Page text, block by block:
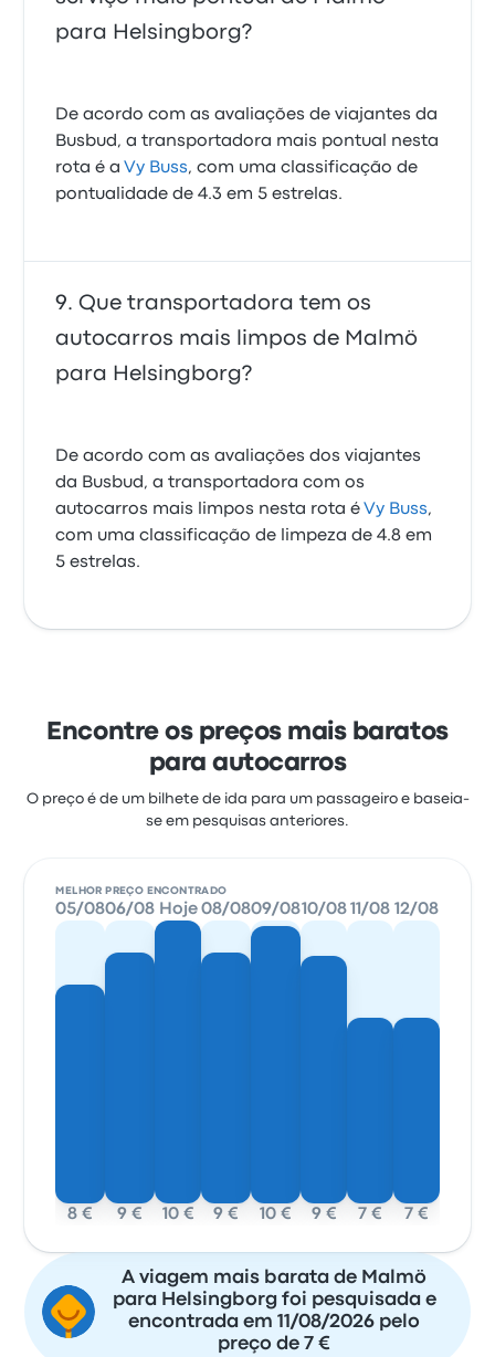
para Helsingborg?
De acordo com as avaliações de viajantes da
Busbud, a transportadora mais pontual nesta
rota é a Vy Buss, com uma classificação de
pontualidade de 4.3 em 5 estrelas.
Que transportadora tem os
autocarros mais limpos de Malmö
para Helsingborg?
De acordo com as avaliações dos viajantes
da Busbud, a transportadora com os
autocarros mais limpos nesta rota é Vy Buss,
com uma classificação de limpeza de 4.8 em
5 estrelas.
Encontre os preços mais baratos
para autocarros
O preço é de um bilhete de ida para um passageiro e baseia-
se em pesquisas anteriores.
MELHOR PREÇO ENCONTRADO
05/08
8 €
06/08
9 €
Hoje
10 €
08/08
9 €
09/08
10 €
10/08
9 €
11/08
7 €
12/08
7 €
A viagem mais barata de Malmö
para Helsingborg foi pesquisada e
encontrada em 11/08/2026 pelo
preço de 7 €